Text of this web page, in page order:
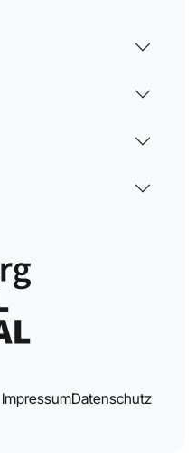
ImpressumDatenschutz